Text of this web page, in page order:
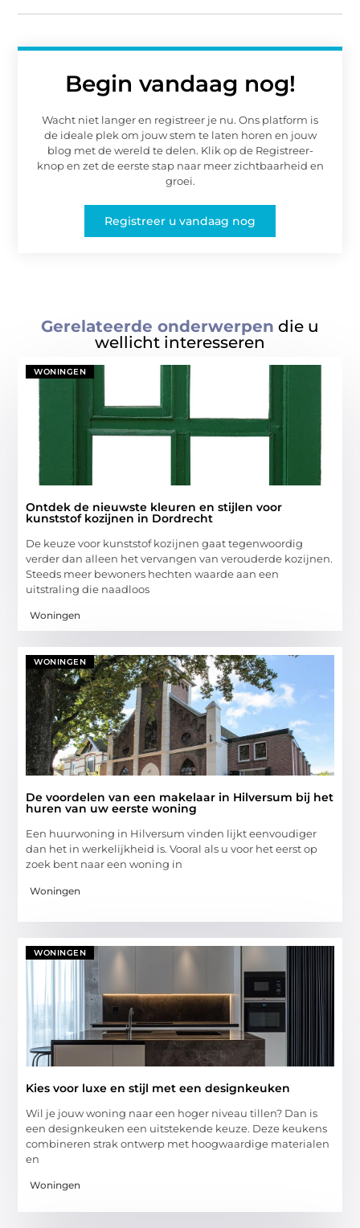
Begin vandaag nog!
Wacht niet langer en registreer je nu. Ons platform is
de ideale plek om jouw stem te laten horen en jouw
blog met de wereld te delen. Klik op de Registreer-
knop en zet de eerste stap naar meer zichtbaarheid en
groei.
Registreer u vandaag nog
Gerelateerde onderwerpen die u
wellicht interesseren
WONINGEN
Ontdek de nieuwste kleuren en stijlen voor
kunststof kozijnen in Dordrecht
De keuze voor kunststof kozijnen gaat tegenwoordig
verder dan alleen het vervangen van verouderde kozijnen.
Steeds meer bewoners hechten waarde aan een
uitstraling die naadloos
Woningen
WONINGEN
De voordelen van een makelaar in Hilversum bij het
huren van uw eerste woning
Een huurwoning in Hilversum vinden lijkt eenvoudiger
dan het in werkelijkheid is. Vooral als u voor het eerst op
zoek bent naar een woning in
Woningen
WONINGEN
Kies voor luxe en stijl met een designkeuken
Wil je jouw woning naar een hoger niveau tillen? Dan is
een designkeuken een uitstekende keuze. Deze keukens
combineren strak ontwerp met hoogwaardige materialen
en
Woningen